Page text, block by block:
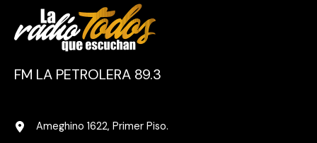
FM LA PETROLERA 89.3
Ameghino 1622, Primer Piso.